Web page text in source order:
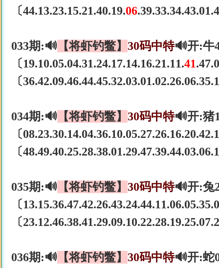
〔44.13.23.15.21.40.19.06
033期:🔊 【将虾钓鳖】 30码中特🔊开:牛
〔19.10.05.04.31.24.17.14.16.21.11.41
〔
034期:🔊 【将虾钓鳖】 30码中特🔊开:猪
〔
〔
035期:🔊 【将虾钓鳖】 30码中特🔊开:兔
〔
〔
036期:🔊 【将虾钓鳖】 30码中特🔊开:蛇